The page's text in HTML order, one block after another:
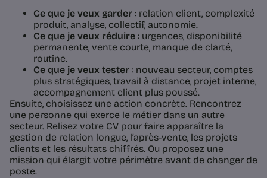
Ce que je veux garder : relation client, complexité
produit, analyse, collectif, autonomie.
Ce que je veux réduire : urgences, disponibilité
permanente, vente courte, manque de clarté,
routine.
Ce que je veux tester : nouveau secteur, comptes
plus stratégiques, travail à distance, projet interne,
accompagnement client plus poussé.
Ensuite, choisissez une action concrète. Rencontrez
une personne qui exerce le métier dans un autre
secteur. Relisez votre CV pour faire apparaître la
gestion de relation longue, l’après-vente, les projets
clients et les résultats chiffrés. Ou proposez une
mission qui élargit votre périmètre avant de changer de
poste.